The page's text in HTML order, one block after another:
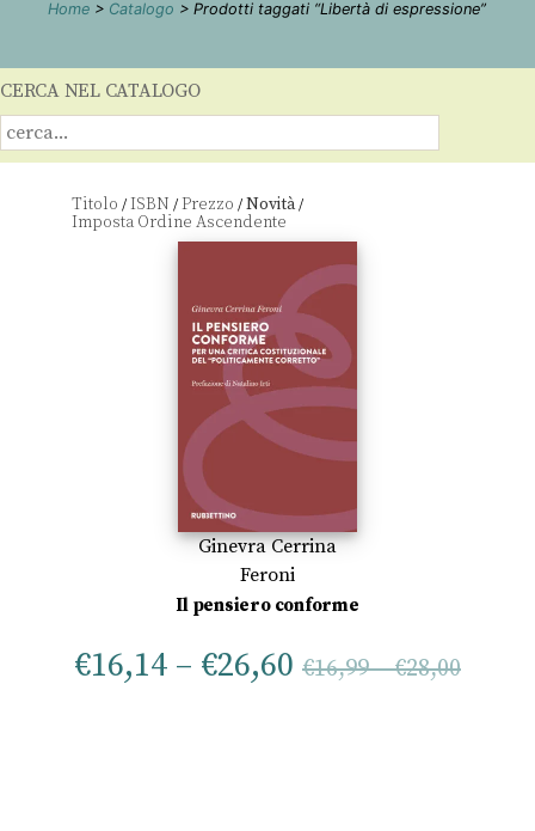
Home > Catalogo > Prodotti taggati “Libertà di espressione”
CERCA NEL CATALOGO
Titolo /ISBN /Prezzo /Novità/
Ginevra Cerrina
Feroni
Il pensiero conforme
€16,14 – €26,60 €16,99–€28,00